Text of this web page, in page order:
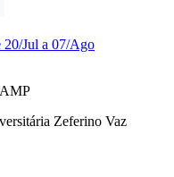
20/Jul a 07/Ago
Zeferino Vaz